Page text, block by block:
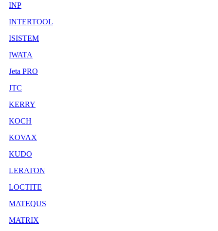
INP
INTERTOOL
ISISTEM
IWATA
Jeta PRO
JTC
KERRY
KOCH
KOVAX
KUDO
LERATON
LOCTITE
MATEQUS
MATRIX